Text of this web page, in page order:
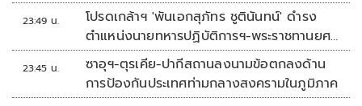
23:49 น.
โปรดเกล้าฯ 'พันเอกสุภัทร ชูตินันทน์' ดำรง
ตำแหน่งนายทหารปฏิบัติการฯ-พระราชทานยศ
'พลตรี'
23:45 น.
ซาอุฯ-ตุรเคีย-ปากีสถานลงนามข้อตกลงด้าน
การป้องกันประเทศท่ามกลางสงครามในภูมิภาค